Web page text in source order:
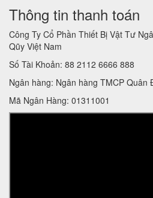
Thông tin thanh toán
Công Ty Cổ Phần Thiết Bị Vật Tư
Qũy Việt Nam
Số Tài Khoản: 88 2112 6666 888
Ngân hàng: Ngân hàng TMCP Quân
Mã Ngân Hàng: 01311001